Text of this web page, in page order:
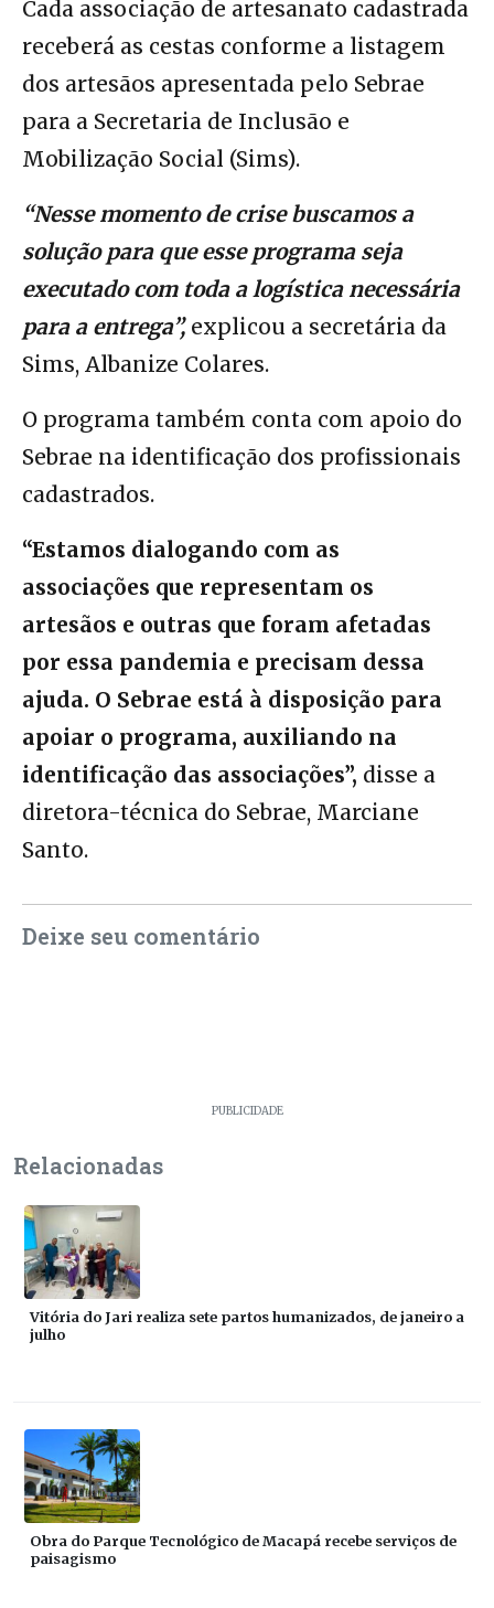
Cada associação de artesanato cadastrada
receberá as cestas conforme a listagem
dos artesãos apresentada pelo Sebrae
para a Secretaria de Inclusão e
Mobilização Social (Sims).
“Nesse momento de crise buscamos a
solução para que esse programa seja
executado com toda a logística necessária
para a entrega”,explicou a secretária da
Sims, Albanize Colares.
O programa também conta com apoio do
Sebrae na identificação dos profissionais
cadastrados.
“Estamos dialogando com as
associações que representam os
artesãos e outras que foram afetadas
por essa pandemia e precisam dessa
ajuda. O Sebrae está à disposição para
apoiar o programa, auxiliando na
identificação das associações”, disse a
diretora-técnica do Sebrae, Marciane
Santo.
Deixe seu comentário
PUBLICIDADE
Relacionadas
Vitória do Jari realiza sete partos humanizados, de janeiro a
julho
Obra do Parque Tecnológico de Macapá recebe serviços de
paisagismo